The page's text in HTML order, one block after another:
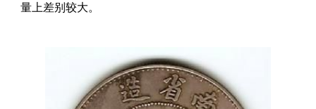
量上差别较大。